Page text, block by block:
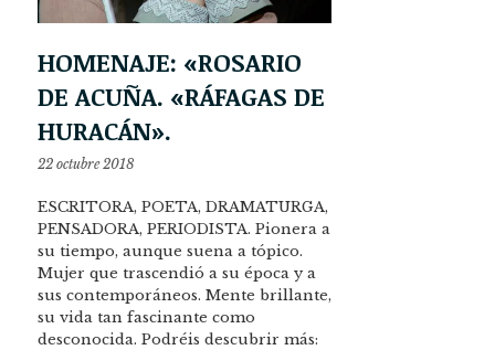
HOMENAJE: «ROSARIO
DE ACUÑA. «RÁFAGAS DE
HURACÁN».
22 octubre 2018
ESCRITORA, POETA, DRAMATURGA,
PENSADORA, PERIODISTA. Pionera a
su tiempo, aunque suena a tópico.
Mujer que trascendió a su época y a
sus contemporáneos. Mente brillante,
su vida tan fascinante como
desconocida. Podréis descubrir más: